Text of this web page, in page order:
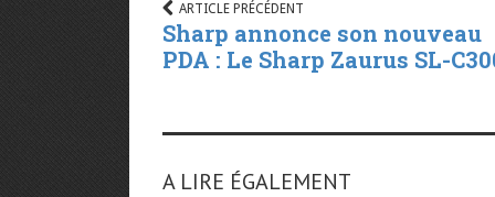
ARTICLE PRÉCÉDENT
Sharp annonce son nouveau
PDA : Le Sharp Zaurus SL-
A LIRE ÉGALEMENT